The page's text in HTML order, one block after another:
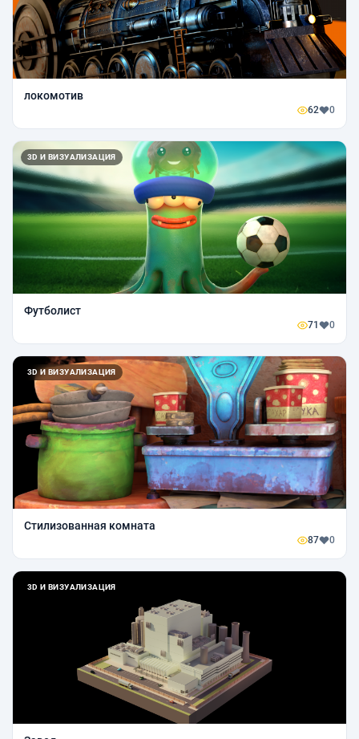
локомотив
62 0
3D И ВИЗУАЛИЗАЦИЯ
Футболист
71 0
3D И ВИЗУАЛИЗАЦИЯ
Стилизованная комната
87 0
3D И ВИЗУАЛИЗАЦИЯ